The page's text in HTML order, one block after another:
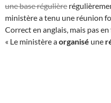
une base régulière
ministère a tenu une réunion
Correct en anglais, mais pas
« Le ministère aorganisé une